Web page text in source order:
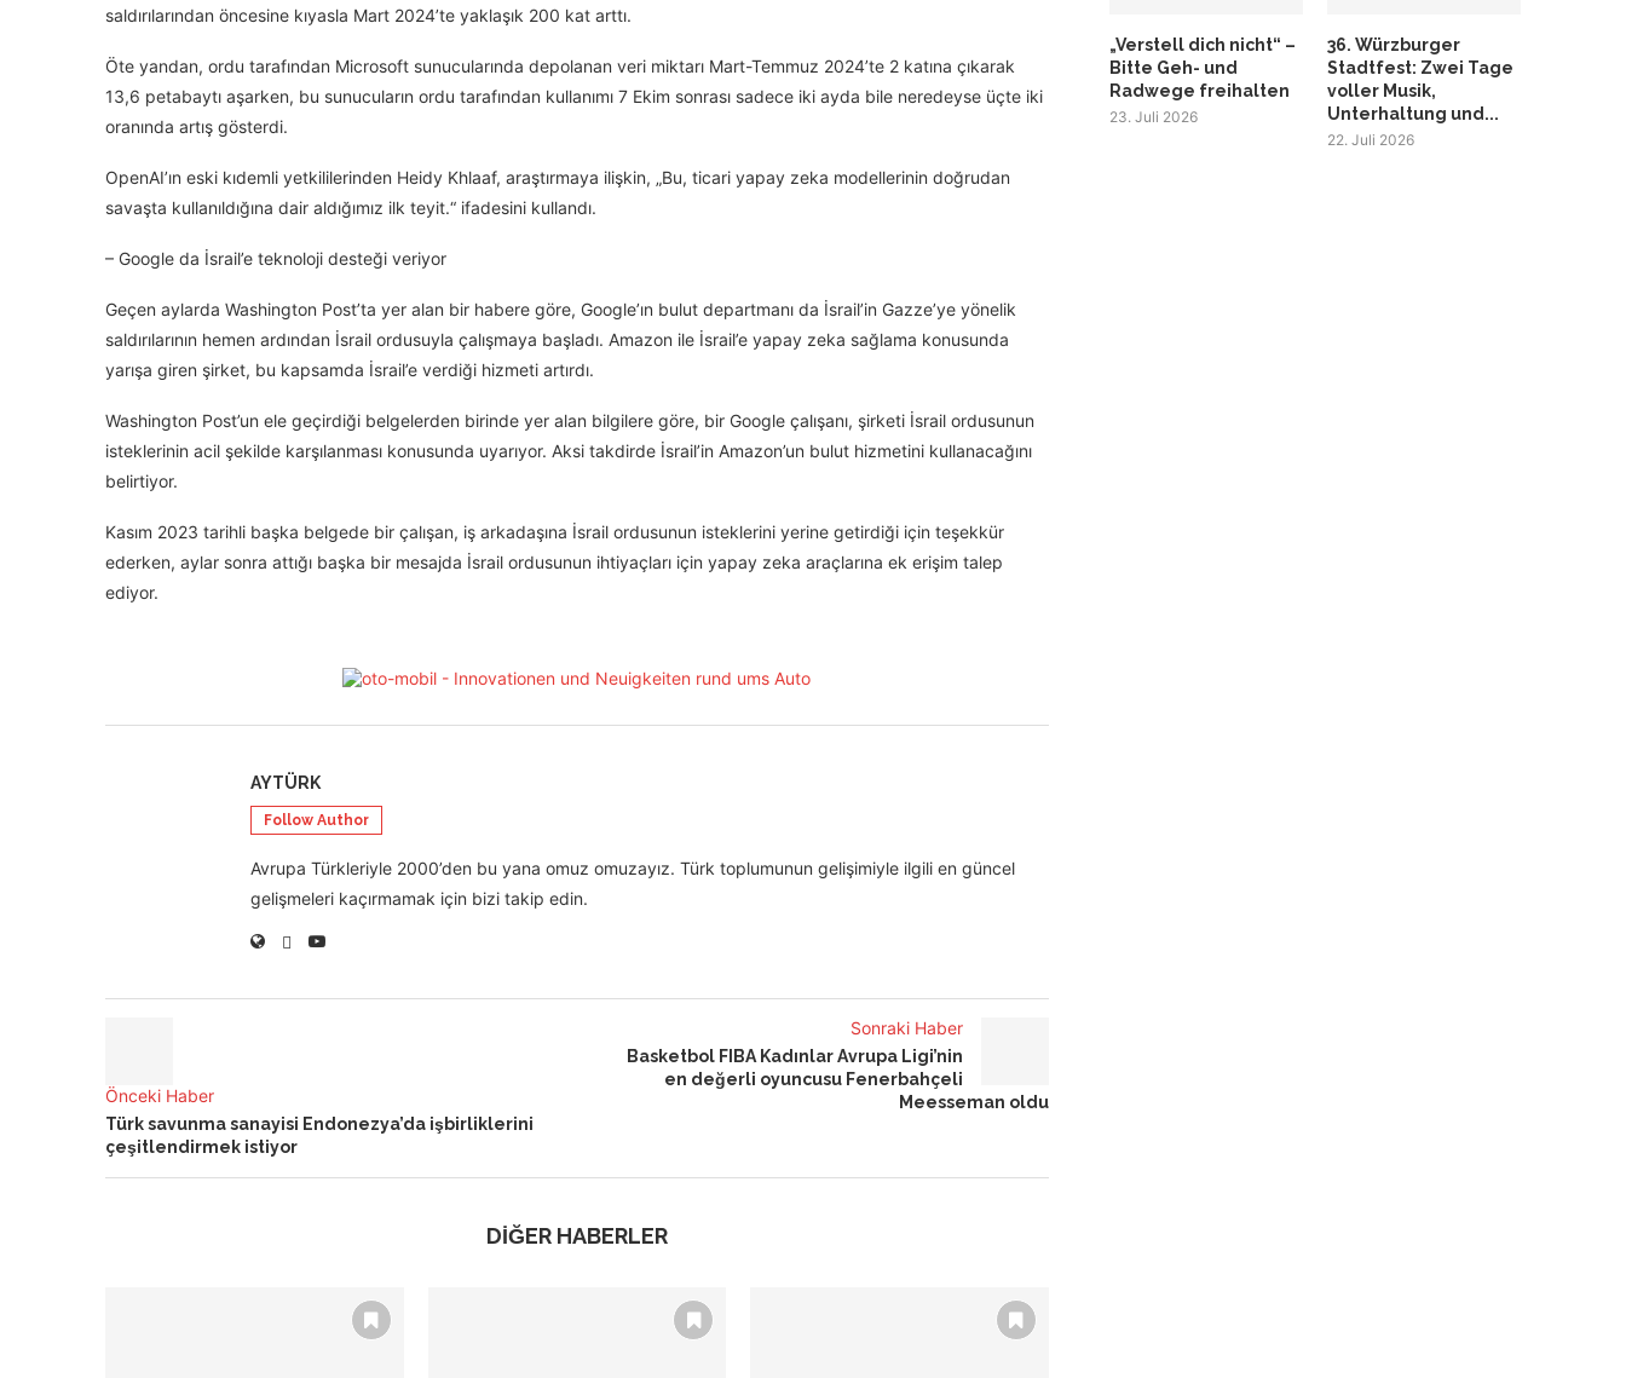
saldırılarından öncesine kıyasla Mart 2024’te yaklaşık 200 kat arttı.
Öte yandan, ordu tarafından Microsoft sunucularında depolanan veri miktarı Mart-Temmuz 2024’te 2 katına çıkarak
13,6 petabaytı aşarken, bu sunucuların ordu tarafından kullanımı 7 Ekim sonrası sadece iki ayda bile neredeyse üçte iki
oranında artış gösterdi.
OpenAI’ın eski kıdemli yetkililerinden Heidy Khlaaf, araştırmaya ilişkin, „Bu, ticari yapay zeka modellerinin doğrudan
savaşta kullanıldığına dair aldığımız ilk teyit.“ ifadesini kullandı.
– Google da İsrail’e teknoloji desteği veriyor
Geçen aylarda Washington Post’ta yer alan bir habere göre, Google’ın bulut departmanı da İsrail’in Gazze’ye yönelik
saldırılarının hemen ardından İsrail ordusuyla çalışmaya başladı. Amazon ile İsrail’e yapay zeka sağlama konusunda
yarışa giren şirket, bu kapsamda İsrail’e verdiği hizmeti artırdı.
Washington Post’un ele geçirdiği belgelerden birinde yer alan bilgilere göre, bir Google çalışanı, şirketi İsrail ordusunun
isteklerinin acil şekilde karşılanması konusunda uyarıyor. Aksi takdirde İsrail’in Amazon’un bulut hizmetini kullanacağını
belirtiyor.
Kasım 2023 tarihli başka belgede bir çalışan, iş arkadaşına İsrail ordusunun isteklerini yerine getirdiği için teşekkür
ederken, aylar sonra attığı başka bir mesajda İsrail ordusunun ihtiyaçları için yapay zeka araçlarına ek erişim talep
ediyor.
AYTÜRK
Follow Author
Avrupa Türkleriyle 2000’den bu yana omuz omuzayız. Türk toplumunun gelişimiyle ilgili en güncel
gelişmeleri kaçırmamak için bizi takip edin.
Önceki Haber
Türk savunma sanayisi Endonezya’da işbirliklerini
çeşitlendirmek istiyor
Sonraki Haber
Basketbol FIBA Kadınlar Avrupa Ligi’nin
en değerli oyuncusu Fenerbahçeli
Meesseman oldu
DİĞER HABERLER
„Verstell dich nicht“ –
Bitte Geh- und
Radwege freihalten
23. Juli 2026
36. Würzburger
Stadtfest: Zwei Tage
voller Musik,
Unterhaltung und...
22. Juli 2026